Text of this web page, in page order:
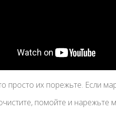
просто их порежьте. Если
помойте и нарежьте